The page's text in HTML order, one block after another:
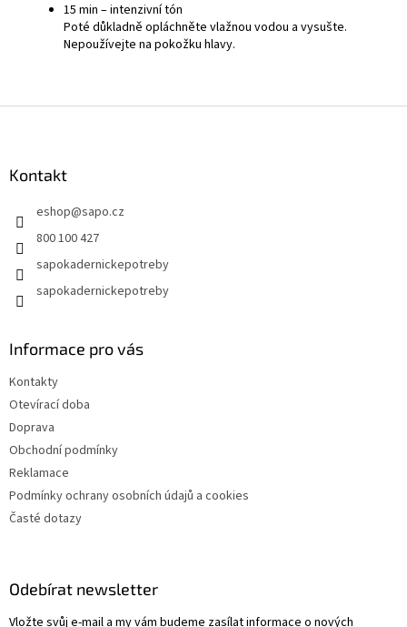
15 min – intenzivní tón
Poté důkladně opláchněte vlažnou vodou a vysušte.
Nepoužívejte na pokožku hlavy.
Kontakt
eshop@sapo.cz
800 100 427
sapokadernickepotreby
sapokadernickepotreby
Informace pro vás
Kontakty
Otevírací doba
Doprava
Obchodní podmínky
Reklamace
Podmínky ochrany osobních údajů a cookies
Časté dotazy
Odebírat newsletter
Vložte svůj e-mail a my vám budeme zasílat informace o nových